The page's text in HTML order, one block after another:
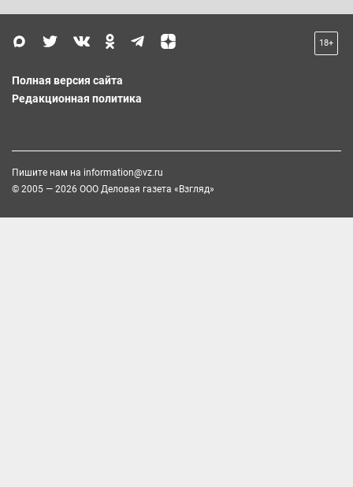
18+
Полная версия сайта
Редакционная политика
Пишите нам на information@vz.ru
© 2005 — 2026 ООО Деловая газета «Взгляд»